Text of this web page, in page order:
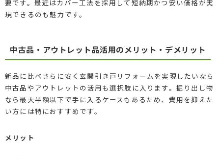
要です。最近はカバー工法を採用して短納期かつ安い価格が実
現できるのも魅力です。
中古品・アウトレット品活用のメリット・デメリット
新品に比べさらに安く玄関引き戸リフォームを実現したいなら
中古品やアウトレットの活用も選択肢に入ります。掘り出し物
なら最大半額以下で手に入るケースもあるため、費用を抑えた
い方には特におすすめです。
メリット